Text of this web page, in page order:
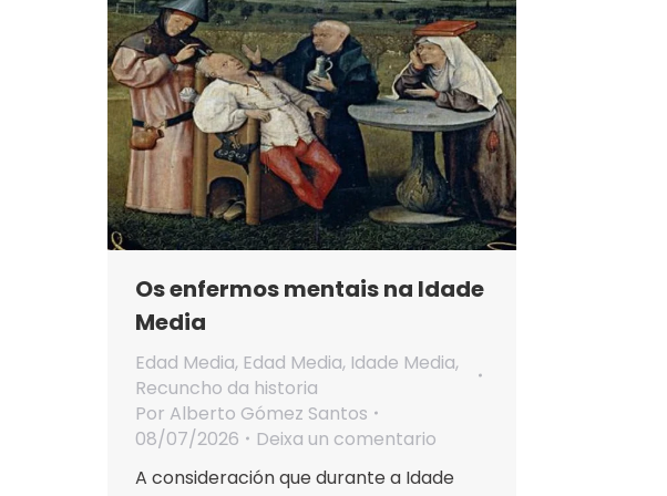
Os enfermos mentais na Idade
Media
Edad Media, Edad Media, Idade Media,
Recuncho da historia
Por Alberto Gómez Santos
08/07/2026
Deixa un comentario
A consideración que durante a Idade